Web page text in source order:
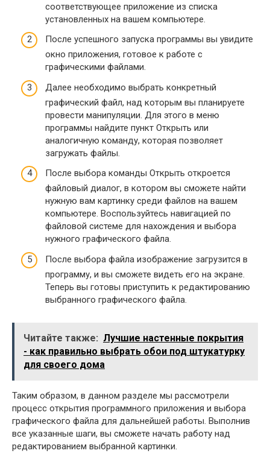
соответствующее приложение из списка
установленных на вашем компьютере.
После успешного запуска программы вы увидите
окно приложения, готовое к работе с
графическими файлами.
Далее необходимо выбрать конкретный
графический файл, над которым вы планируете
провести манипуляции. Для этого в меню
программы найдите пункт Открыть или
аналогичную команду, которая позволяет
загружать файлы.
После выбора команды Открыть откроется
файловый диалог, в котором вы сможете найти
нужную вам картинку среди файлов на вашем
компьютере. Воспользуйтесь навигацией по
файловой системе для нахождения и выбора
нужного графического файла.
После выбора файла изображение загрузится в
программу, и вы сможете видеть его на экране.
Теперь вы готовы приступить к редактированию
выбранного графического файла.
Читайте также: Лучшие настенные покрытия
- как правильно выбрать обои под штукатурку
для своего дома
Таким образом, в данном разделе мы рассмотрели
процесс открытия программного приложения и выбора
графического файла для дальнейшей работы. Выполнив
все указанные шаги, вы сможете начать работу над
редактированием выбранной картинки.